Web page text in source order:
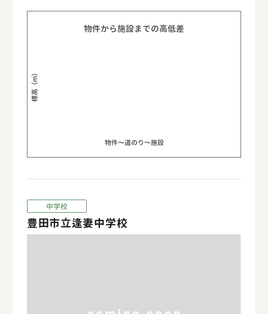
物件から施設までの高低差
標高（m）
物件〜道のり〜施設
中学校
豊田市立逢妻中学校